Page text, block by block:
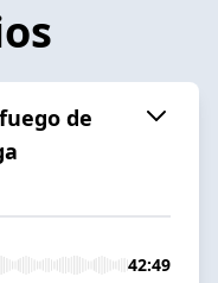
de
42:49